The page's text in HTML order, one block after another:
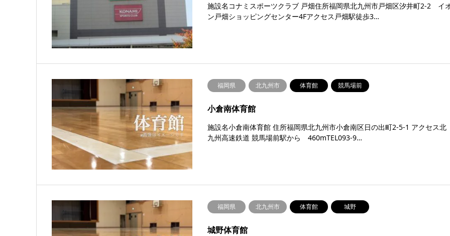
施設名コナミスポーツクラブ 戸畑住所福岡県北九州市戸畑区汐井町2-2 イ
ン戸畑ショッピングセンター4Fアクセス戸畑駅徒歩3…
福岡県 北九州市 体育館 競馬場前
小倉南体育館
施設名小倉南体育館 住所福岡県北九州市小倉南区日の出町2-5-1 アクセス北
九州高速鉄道 競馬場前駅から 460mTEL093-9…
福岡県 北九州市 体育館 城野
城野体育館